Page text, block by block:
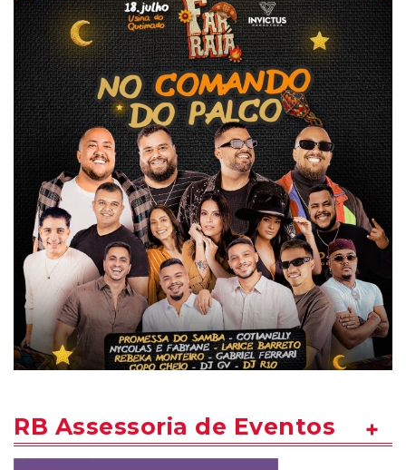
RB Assessoria de Eventos